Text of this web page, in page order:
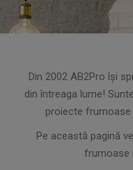
Din 2002 AB2Pro își
din întreaga lume!
proiecte frumoase
Pe această pagină
frumoase